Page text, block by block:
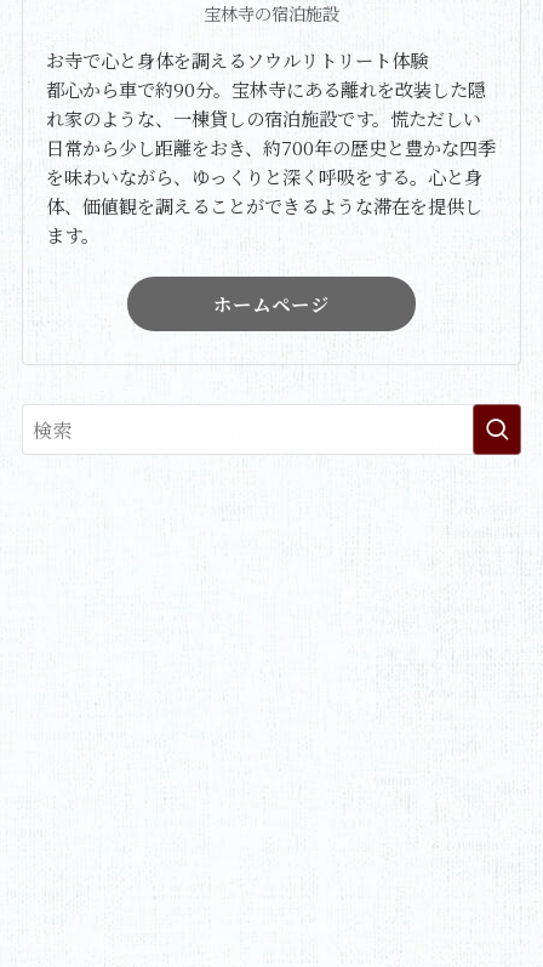
宝林寺の宿泊施設
お寺で心と身体を調えるソウルリトリート体験
都心から車で約90分。宝林寺にある離れを改装した隠
れ家のような、一棟貸しの宿泊施設です。慌ただしい
日常から少し距離をおき、約700年の歴史と豊かな四季
を味わいながら、ゆっくりと深く呼吸をする。心と身
体、価値観を調えることができるような滞在を提供し
ます。
ホームページ